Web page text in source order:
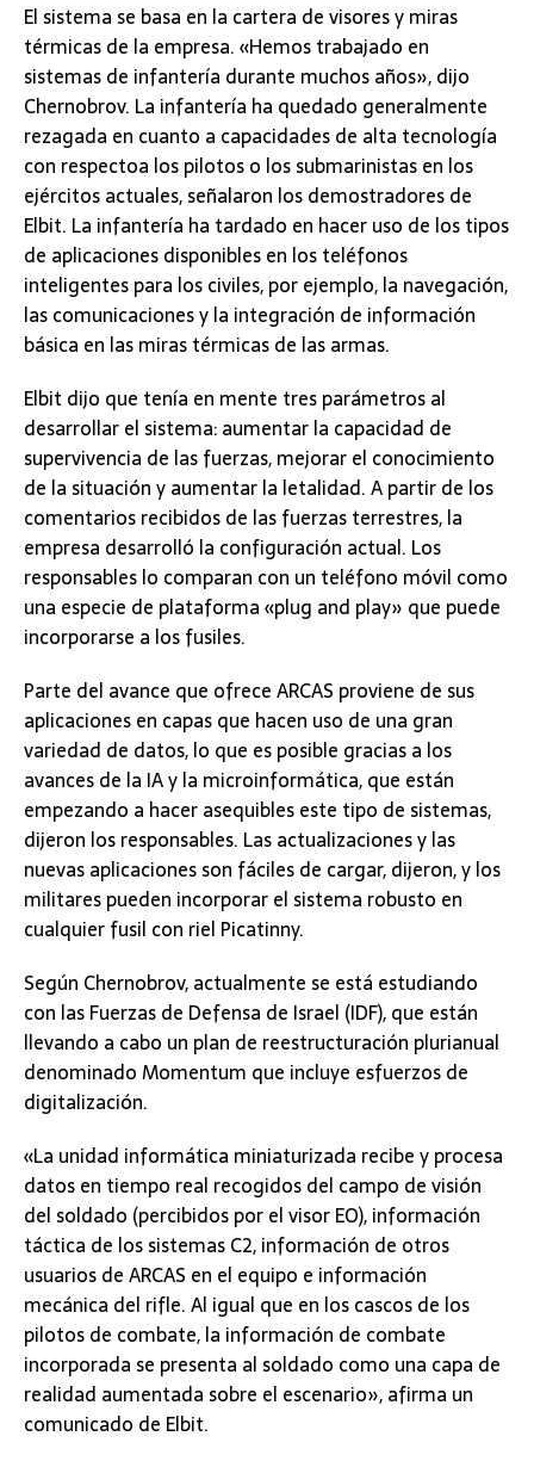
El sistema se basa en la cartera de visores y miras
térmicas de la empresa. «Hemos trabajado en
sistemas de infantería durante muchos años», dijo
Chernobrov. La infantería ha quedado generalmente
rezagada en cuanto a capacidades de alta tecnología
con respectoa los pilotos o los submarinistas en los
ejércitos actuales, señalaron los demostradores de
Elbit. La infantería ha tardado en hacer uso de los tipos
de aplicaciones disponibles en los teléfonos
inteligentes para los civiles, por ejemplo, la navegación,
las comunicaciones y la integración de información
básica en las miras térmicas de las armas.
Elbit dijo que tenía en mente tres parámetros al
desarrollar el sistema: aumentar la capacidad de
supervivencia de las fuerzas, mejorar el conocimiento
de la situación y aumentar la letalidad. A partir de los
comentarios recibidos de las fuerzas terrestres, la
empresa desarrolló la configuración actual. Los
responsables lo comparan con un teléfono móvil como
una especie de plataforma «plug and play» que puede
incorporarse a los fusiles.
Parte del avance que ofrece ARCAS proviene de sus
aplicaciones en capas que hacen uso de una gran
variedad de datos, lo que es posible gracias a los
avances de la IA y la microinformática, que están
empezando a hacer asequibles este tipo de sistemas,
dijeron los responsables. Las actualizaciones y las
nuevas aplicaciones son fáciles de cargar, dijeron, y los
militares pueden incorporar el sistema robusto en
cualquier fusil con riel Picatinny.
Según Chernobrov, actualmente se está estudiando
con las Fuerzas de Defensa de Israel (IDF), que están
llevando a cabo un plan de reestructuración plurianual
denominado Momentum que incluye esfuerzos de
digitalización.
«La unidad informática miniaturizada recibe y procesa
datos en tiempo real recogidos del campo de visión
del soldado (percibidos por el visor EO), información
táctica de los sistemas C2, información de otros
usuarios de ARCAS en el equipo e información
mecánica del rifle. Al igual que en los cascos de los
pilotos de combate, la información de combate
incorporada se presenta al soldado como una capa de
realidad aumentada sobre el escenario», afirma un
comunicado de Elbit.